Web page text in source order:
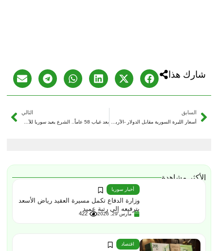
شارك هذا
السابق
أسعار الليرة السورية مقابل الدولار -الأربعاء 24/09/2025
التالي
بعد غياب 58 عاماً.. الشرع يعيد سوريا للأمم المتحدة
الأكثر مشاهدة
أخبار سوريا
وزارة الدفاع تكمل مسيرة العقيد رياض الأسعد
بترفيعه إلى رتبة عميد
مارس 29, 2026 422
اقتصاد